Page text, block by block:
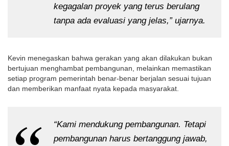
kegagalan proyek yang terus berulang
tanpa ada evaluasi yang jelas,” ujarnya.
Kevin menegaskan bahwa gerakan yang akan dilakukan bukan
bertujuan menghambat pembangunan, melainkan memastikan
setiap program pemerintah benar-benar berjalan sesuai tujuan
dan memberikan manfaat nyata kepada masyarakat.
“Kami mendukung pembangunan. Tetapi
pembangunan harus bertanggung jawab,